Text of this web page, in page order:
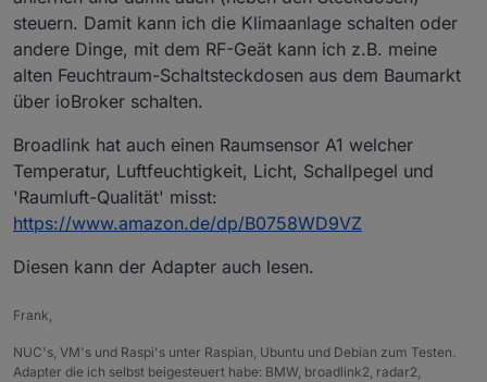
steuern. Damit kann ich die Klimaanlage schalten oder
andere Dinge, mit dem RF-Geät kann ich z.B. meine
alten Feuchtraum-Schaltsteckdosen aus dem Baumarkt
über ioBroker schalten.
Broadlink hat auch einen Raumsensor A1 welcher
Temperatur, Luftfeuchtigkeit, Licht, Schallpegel und
'Raumluft-Qualität' misst:
https://www.amazon.de/dp/B0758WD9VZ
Diesen kann der Adapter auch lesen.
Frank,
NUC's, VM's und Raspi's unter Raspian, Ubuntu und Debian zum Testen.
Adapter die ich selbst beigesteuert habe: BMW, broadlink2, radar2,